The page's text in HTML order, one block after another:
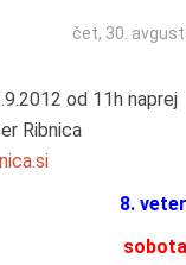
čet, 30.
od 11h naprej
Ribnica
8.